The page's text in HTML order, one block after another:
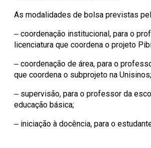
As modalidades de bolsa previstas
‒ coordenação institucional, para o
licenciatura que coordena o projeto
‒ coordenação de área, para o
que coordena o subprojeto na Unisinos;
‒ supervisão, para o professor da
educação básica;
‒ iniciação à docência, para o